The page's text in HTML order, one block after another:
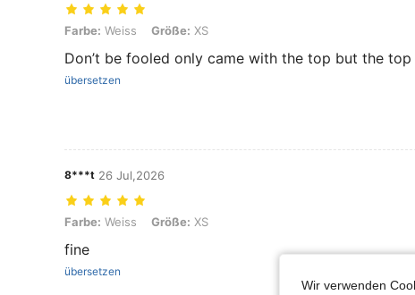
Farbe: Weiss, Größe: XS
Farbe: Weiss Größe: XS
Don’t be fooled only came with the top but the
übersetzen
8***t 26 Jul,2026
Farbe: Weiss, Größe: XS
Farbe: Weiss Größe: XS
fine
übersetzen
Wir verwenden